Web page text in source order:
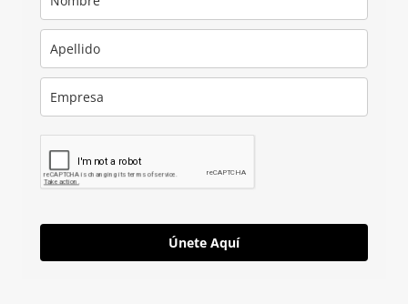
Únete Aquí